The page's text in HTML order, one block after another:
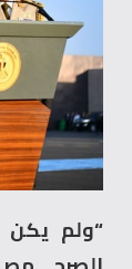
“ولم يكن